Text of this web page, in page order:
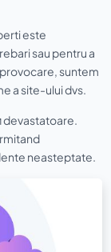
este
sau pentru a
suntem
a site-ului dvs.
devastatoare.
neasteptate.